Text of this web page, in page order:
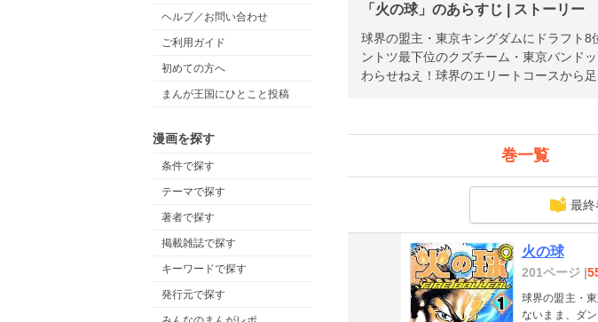
ヘルプ／お問い合わせ
ご利用ガイド
初めての方へ
まんが王国にひとこと投稿
漫画を探す
条件で探す
テーマで探す
著者で探す
掲載雑誌で探す
キーワードで探す
発行元で探す
「火の球」のあらすじ | ストーリー
球界の盟主・東京キングダムにドラフト
ントツ最下位のクズチーム・東京バンド
わらせねえ！球界のエリートコースから
巻一覧
最終
火の球
201ページ |
球界の盟主・
ないまま、ダ